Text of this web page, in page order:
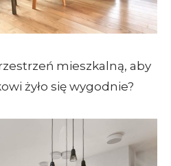
mieszkalną, aby
żyło się wygodnie?